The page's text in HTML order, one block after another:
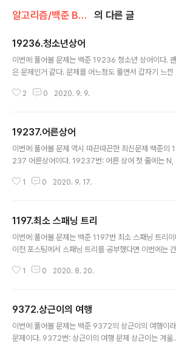
알고리즘/백준 BAEK JOON 의 다른 글
19236.청소년상어
이번에 풀어볼 문제는 백준 19236 청소년 상어이다.
은 문제인거 같다. 문제를 어느정도 풀면서 갑자기 느낀
들은 구현만 제대로하면 다른 예외처리 같은 것이나 함정
들었다. 여튼 이 문제는 시뮬레이션 문제이다. 이 문제에
얻어갈 수 있는 것은 idx에 대한 내용을 굳이 구조체의
수로 가져가는 것이 아니라 배열의 순번으로 가져는 방법
이다. 당연한 이야기지만 여러 함수들을 구현해야할 때는
2 0 2020. 9. 9.
19237.어른상어
이번에 풀어볼 문제 역시 따끈따끈한 최신문제 백준의
237 어른상어이다. 19237번: 어른 상어 첫 줄에는 N,
0) 그 다음 줄부터 N개의 줄에 걸쳐 격자의 모습이 주어
를 푼적이 있는데 백준에 어른상어와 청소년상어가 추가
었다. 그 중 어른상어의 문제이다. 난이도는 복잡한 구현
해결하면 충분히 풀 수 있는 거같다. 시간이 좀 오래걸렸
다만 예외처리까지 설계하는 힘은 아직 부족한거 같다. 이
1 0 2020. 9. 17.
1197.최소 스패닝 트리
이번에 풀어볼 문제는 백준 1197번 최소 스패닝 트리
이전 포스팅에서 스패닝 트리를 공부했다면 이번에는
중치도 최소로 진행하는 최소 스패닝 트리 문제를 풀어보
보자 1197번: 최소 스패닝 트리 첫째 줄에 정점의 개수
≤ V ≤ 10,000)와 간선의 개수 E(1 ≤ E ≤ 100,000)가
어진다. 다음 E개의 줄에는 각 간선에 대한 정보를 나타내
1 0 2020. 8. 20.
9372.상근이의 여행
이번에 풀어볼 문제는 백준 9372의 상근이의 여행이
문제이다. 9372번: 상근이의 여행 문제 상근이는 겨울